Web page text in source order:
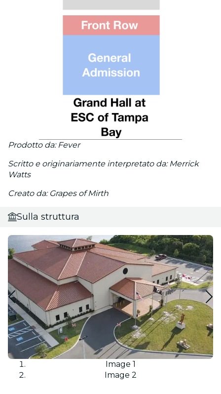
Prodotto da: Fever
Scritto e originariamente interpretato da: Merrick
Watts
Creato da: Grapes of Mirth
Sulla struttura
Image 1
Image 2